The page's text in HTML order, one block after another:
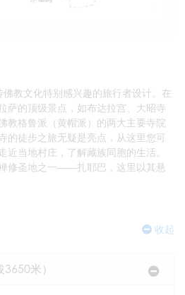
教文化特别感兴趣的旅行者设计。在
萨的顶级景点，如布达拉宫、大昭寺
教格鲁派（黄帽派）的两大主要寺院
徒步之旅无疑是亮点，从这里您可
近当地村庄，了解藏族同胞的生活。
修圣地之一——扎耶巴，这里以其悬
收起
米）